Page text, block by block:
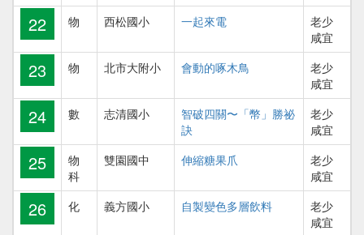
22 物 西松國小 一起來電
老少
咸宜
23 物 北市大附小 會動的啄木鳥
老少
咸宜
24 數 志清國小
智破四關〜「幣」勝祕
訣
老少
咸宜
25
物
科
雙園國中 伸縮糖果爪
老少
咸宜
26 化 義方國小 自製變色多層飲料
老少
咸宜